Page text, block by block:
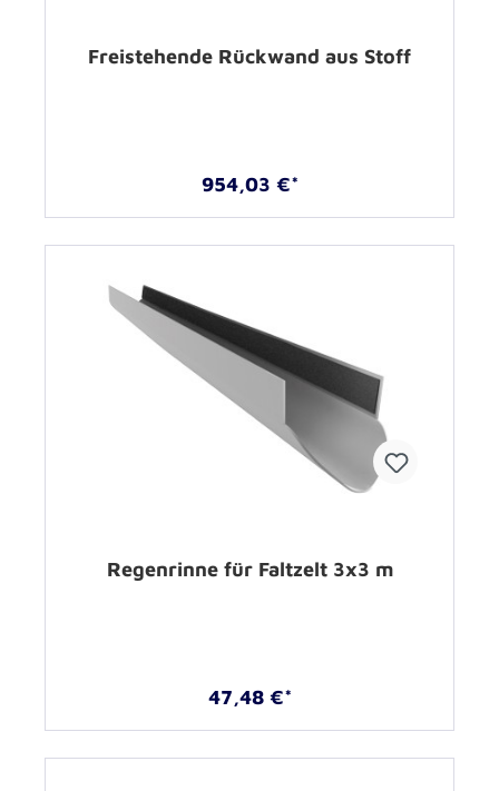
Freistehende Rückwand aus Stoff
954,03 €*
Regenrinne für Faltzelt 3x3 m
47,48 €*